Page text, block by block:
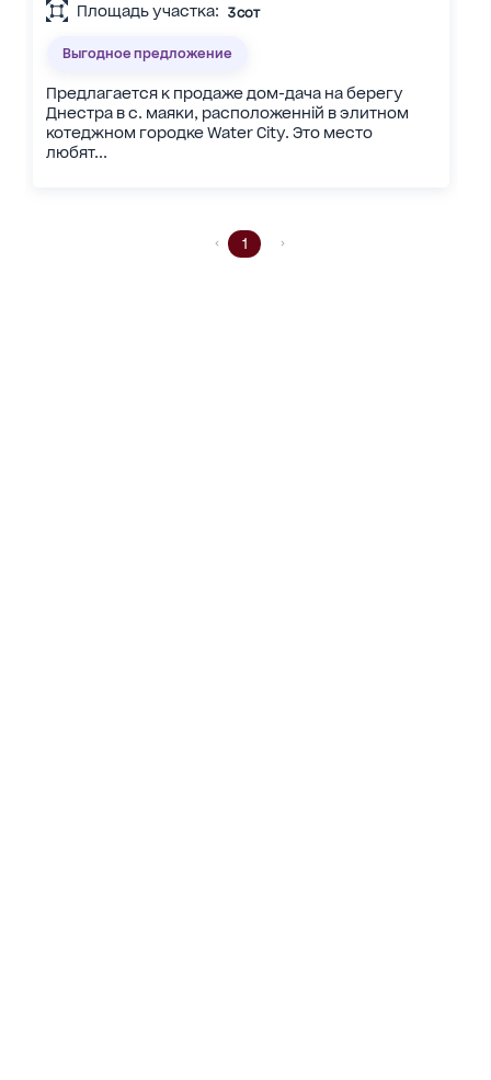
Площадь участка: 3 сот
Выгодное предложение
Предлагается к продаже дом-дача на берегу
Днестра в с. маяки, расположенній в элитном
котеджном городке Water City. Это место
любят...
1